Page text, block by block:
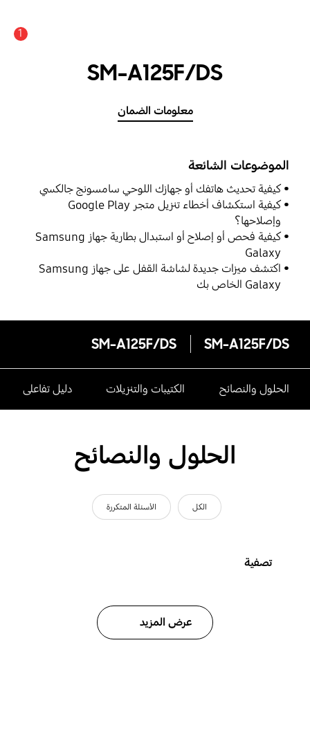
1
SM-A125F/DS
معلومات الضمان
الموضوعات الشائعة
كيفية تحديث هاتفك أو جهازك اللوحي سامسونج جالكسي
كيفية استكشاف أخطاء تنزيل متجر Google Play
وإصلاحها؟
كيفية فحص أو إصلاح أو استبدال بطارية جهاز Samsung
Galaxy
اكتشف ميزات جديدة لشاشة القفل على جهاز Samsung
Galaxy الخاص بك
SM-A125F/DS
SM-A125F/DS
الحلول والنصائح الكتيبات والتنزيلات دليل تفاعلى
الحلول والنصائح
الكل الأسئلة المتكررة
تصفية
عرض المزيد